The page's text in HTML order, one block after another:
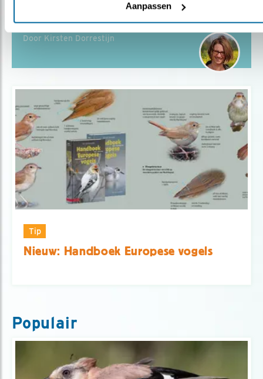
Aanpassen
Door Kirsten Dorrestijn
Tip
Nieuw: Handboek Europese vogels
Populair